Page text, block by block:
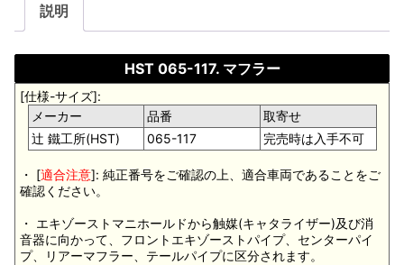
説明
HST 065-117. マフラー
[仕様-サイズ]:
メーカー
品番
取寄せ
辻 鐵工所(HST)
065-117 完売時は入手不可
・ [適合注意]: 純正番号をご確認の上、適合車両であることをご
確認ください。
・ エキゾーストマニホールドから触媒(キャタライザー)及び消
音器に向かって、フロントエキゾーストパイプ、センターパイ
プ、リアーマフラー、テールパイプに区分されます。